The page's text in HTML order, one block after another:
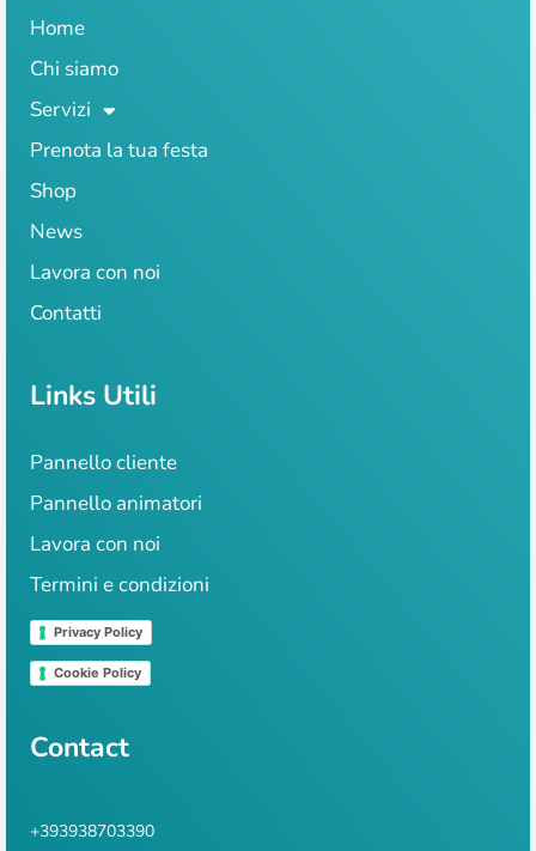
Home
Chi siamo
Servizi
Prenota la tua festa
Shop
News
Lavora con noi
Contatti
Links Utili
Pannello cliente
Pannello animatori
Lavora con noi
Termini e condizioni
Privacy Policy
Cookie Policy
Contact
+393938703390